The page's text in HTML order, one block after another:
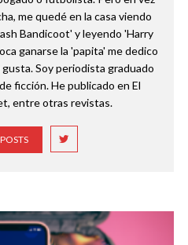
me quedé en la casa viendo
Bandicoot' y leyendo 'Harry
ganarse la 'papita' me dedico
Soy periodista graduado
ficción. He publicado en El
entre otras revistas.